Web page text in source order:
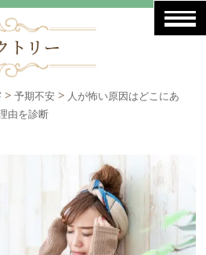
>予期不安 > 人が怖い原因はどこにあ
由を診断